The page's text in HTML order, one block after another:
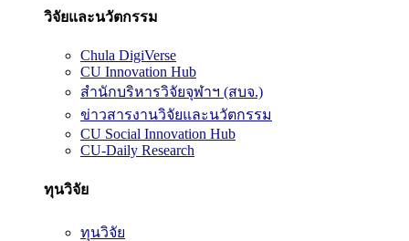
วิจัยและนวัตกรรม
Chula DigiVerse
CU Innovation Hub
สำนักบริหารวิจัยจุฬาฯ (สบจ.)
ข่าวสารงานวิจัยและนวัตกรรม
CU Social Innovation Hub
CU-Daily Research
ทุนวิจัย
ทุนวิจัย